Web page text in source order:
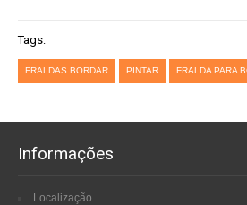
Tags:
FRALDAS BORDAR PINTAR FRALDA PARA
Informações
Localização